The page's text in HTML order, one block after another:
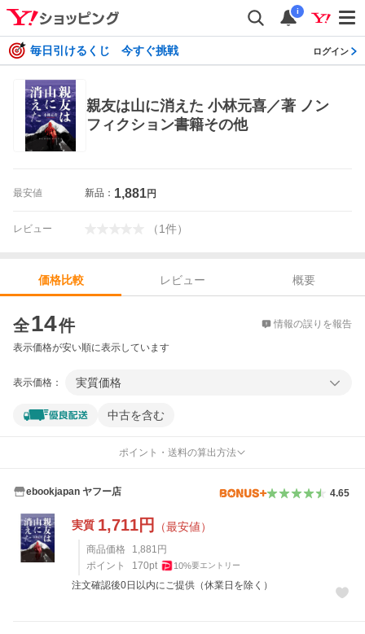
i
毎日引けるくじ 今すぐ挑戦 ログイン
親友は山に消えた 小林元喜／著 ノン
フィクション書籍その他
最安値 新品： 1,881円
レビュー （1件）
価格比較 レビュー
概要
全14件 情報の誤りを報告
表示価格が安い順に表示しています
表示価格： 実質価格
中古を含む
ポイント・送料の算出方法
ebookjapan ヤフー店 4.65
実質 1,711円 （最安値）
商品価格 1,881 円
ポイント
170pt 10%要エントリー
注文確認後0日以内にご提供（休業日を除く）